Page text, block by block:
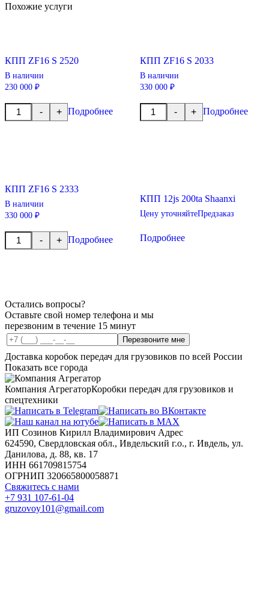
Похожие услуги
КПП ZF16 S 2520
В наличии
230 000 ₽
-
Количество
товара
+ Подробнее
КПП ZF16 S 2033
В наличии
330 000 ₽
-
Количество
товара
+ Подробнее
КПП ZF16 S 2333
В наличии
330 000 ₽
-
Количество
товара
+ Подробнее
КПП 12js 200ta Shaanxi
Цену уточняйтеПредзаказ
Подробнее
Остались вопросы?
Оставьте свой номер телефона и мы
перезвоним в течение 15 минут
Перезвоните мне
Доставка коробок передач для грузовиков по всей России
Показать все города
Компания АгрегаторКоробки передач для грузовиков и
спецтехники
ИП Созинов Кирилл Владимирович Адрес
624590, Свердловская обл., Ивдельский г.о., г. Ивдель, ул.
Данилова, д. 88, кв. 17
ИНН 661709815754
ОГРНИП 320665800058871
Свяжитесь с нами
+7 931 107-61-04
gruzovoy101@gmail.com